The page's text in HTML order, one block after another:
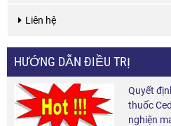
Liên hệ
HƯỚNG DẪN ĐIỀU TRỊ
Quyết
thuốc
nghiện